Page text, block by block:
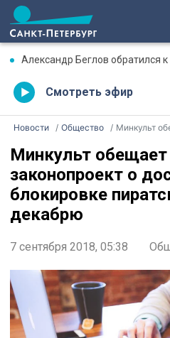
Александр Беглов обратился к петербуржцам в
Смотреть эфир
Новости Общество Минкульт обещает
Минкульт обещает
законопроект о
блокировке
декабрю
7 сентября 2018, 05:38